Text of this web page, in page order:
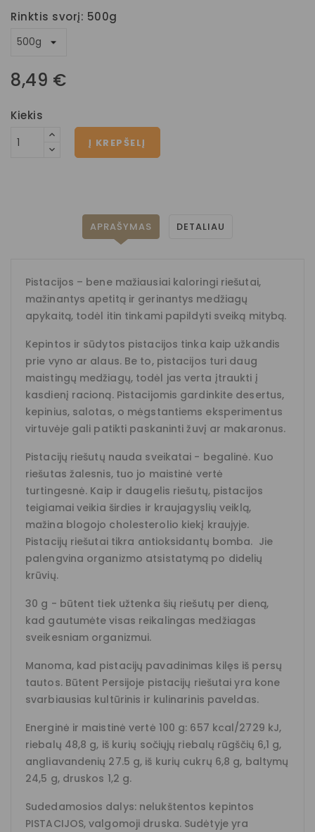
Rinktis svorį: 500g
8,49 €
Kiekis
Į KREPŠELĮ
APRAŠYMAS DETALIAU
Pistacijos – bene mažiausiai kaloringi riešutai,
mažinantys apetitą ir gerinantys medžiagų
apykaitą, todėl itin tinkami papildyti sveiką mitybą.
Kepintos ir sūdytos pistacijos tinka kaip užkandis
prie vyno ar alaus. Be to, pistacijos turi daug
maistingų medžiagų, todėl jas verta įtraukti į
kasdienį racioną. Pistacijomis gardinkite desertus,
kepinius, salotas, o mėgstantiems eksperimentus
virtuvėje gali patikti paskaninti žuvį ar makaronus.
Pistacijų riešutų nauda sveikatai - begalinė. Kuo
riešutas žalesnis, tuo jo maistinė vertė
turtingesnė. Kaip ir daugelis riešutų, pistacijos
teigiamai veikia širdies ir kraujagyslių veiklą,
mažina blogojo cholesterolio kiekį kraujyje.
Pistacijų riešutai tikra antioksidantų bomba. Jie
palengvina organizmo atsistatymą po didelių
krūvių.
30 g - būtent tiek užtenka šių riešutų per dieną,
kad gautumėte visas reikalingas medžiagas
sveikesniam organizmui.
Manoma, kad pistacijų pavadinimas kilęs iš persų
tautos. Būtent Persijoje pistacijų riešutai yra kone
svarbiausias kultūrinis ir kulinarinis paveldas.
Energinė ir maistinė vertė 100 g: 657 kcal/2729 kJ,
riebalų 48,8 g, iš kurių sočiųjų riebalų rūgščių 6,1 g,
angliavandenių 27.5 g, iš kurių cukrų 6,8 g, baltymų
24,5 g, druskos 1,2 g.
Sudedamosios dalys: nelukštentos kepintos
PISTACIJOS, valgomoji druska. Sudėtyje yra